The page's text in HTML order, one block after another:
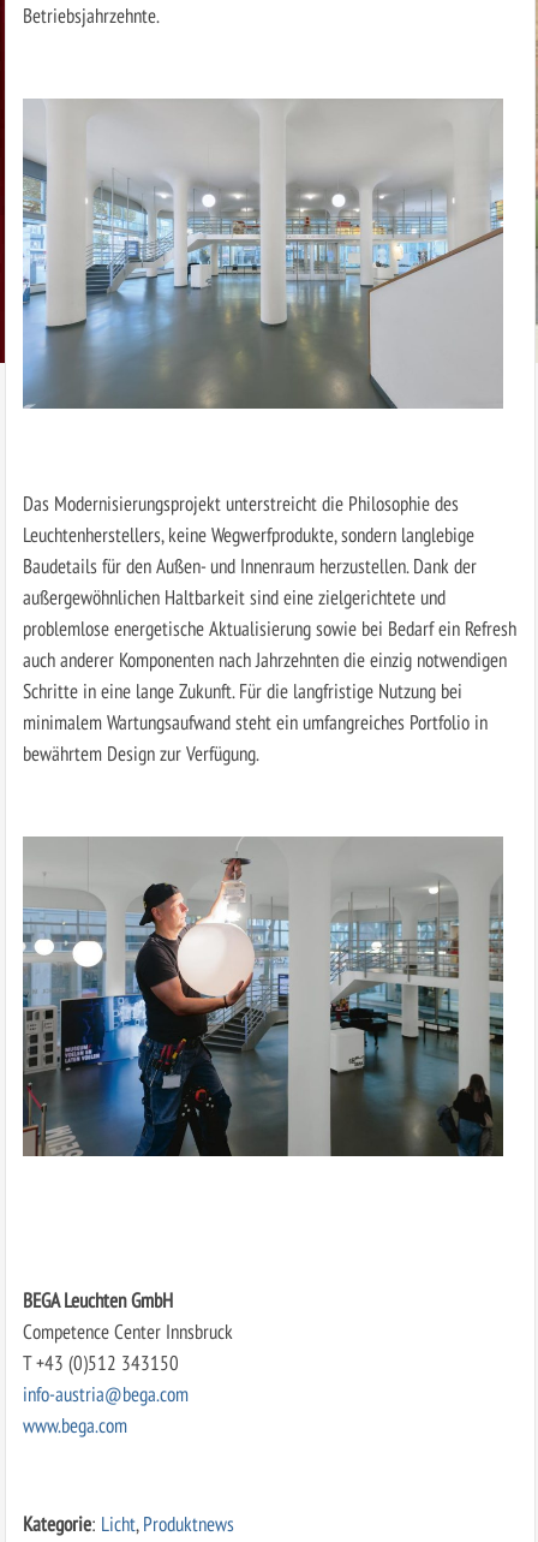
Betriebsjahrzehnte.
Das Modernisierungsprojekt unterstreicht die Philosophie des
Leuchtenherstellers, keine Wegwerfprodukte, sondern langlebige
Baudetails für den Außen- und Innenraum herzustellen. Dank der
außergewöhnlichen Haltbarkeit sind eine zielgerichtete und
problemlose energetische Aktualisierung sowie bei Bedarf ein Refresh
auch anderer Komponenten nach Jahrzehnten die einzig notwendigen
Schritte in eine lange Zukunft. Für die langfristige Nutzung bei
minimalem Wartungsaufwand steht ein umfangreiches Portfolio in
bewährtem Design zur Verfügung.
BEGA Leuchten GmbH
Competence Center Innsbruck
T +43 (0)512 343150
info-austria@bega.com
www.bega.com
Kategorie: Licht,Produktnews